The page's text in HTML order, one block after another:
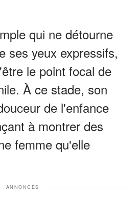
qui ne détourne
ses yeux expressifs,
le point focal de
À ce stade, son
de l'enfance
à montrer des
femme qu'elle
ANNONCES